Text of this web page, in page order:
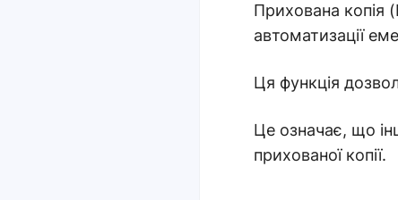
Прихована копія
автоматизації
Ця функція
Це означає, що
прихованої копії.